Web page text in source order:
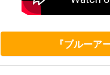
『ブルーア